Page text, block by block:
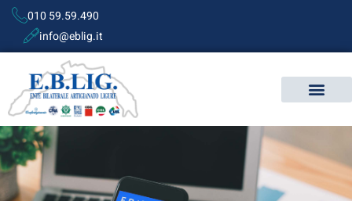
010 59.59.490
info@eblig.it